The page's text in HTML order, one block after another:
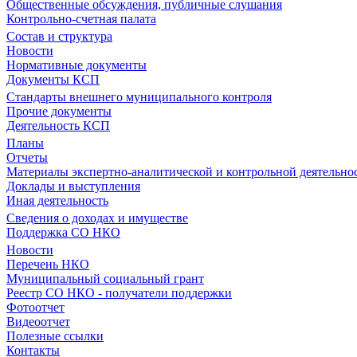
Общественные обсуждения, публичные слушания
Контрольно-счетная палата
Состав и структура
Новости
Нормативные документы
Документы КСП
Стандарты внешнего муниципального контроля
Прочие документы
Деятельность КСП
Планы
Отчеты
Материалы экспертно-аналитической и контрольной
Доклады и выступления
Иная деятельность
Сведения о доходах и имуществе
Поддержка СО НКО
Новости
Перечень НКО
Муниципальный социальный грант
Реестр СО НКО - получатели поддержки
Фотоотчет
Видеоотчет
Полезные ссылки
Контакты